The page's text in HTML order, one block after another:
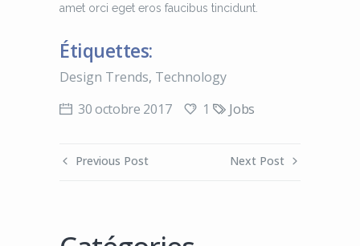
amet orci eget eros faucibus tincidunt.
Étiquettes:
Design Trends, Technology
30 octobre 2017
1 Jobs
Previous Post Next Post